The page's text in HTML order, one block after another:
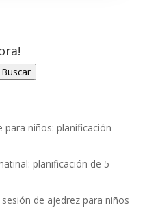
Buscar
para niños: planificación
planificación de 5
de ajedrez para niños